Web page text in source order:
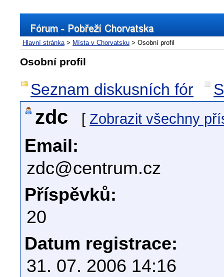
Hlavní stránka> Místa v Chorvatsku > Osobní profil
Osobní profil
Seznam diskusních fór
zdc [ Zobrazit všechny
Email:
zdc@centrum.cz
Příspěvků:
20
Datum registrace:
31. 07. 2006 14:16